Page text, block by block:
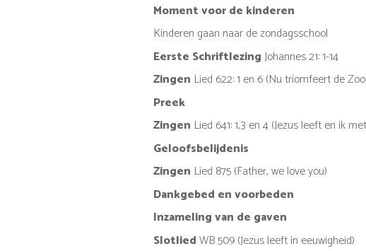
Moment voor de kinderen
Kinderen gaan naar de zondagsschool
Eerste Schriftlezing Johannes 21: 1-14
Zingen Lied 622: 1 en 6 (Nu triomfeert de
Preek
Zingen Lied 641: 1,3 en 4 (Jezus leeft en ik
Geloofsbelijdenis
Zingen Lied 875 (Father, we love you)
Dankgebed en voorbeden
Inzameling van de gaven
SlotliedWB 509 (Jezus leeft in eeuwigheid)